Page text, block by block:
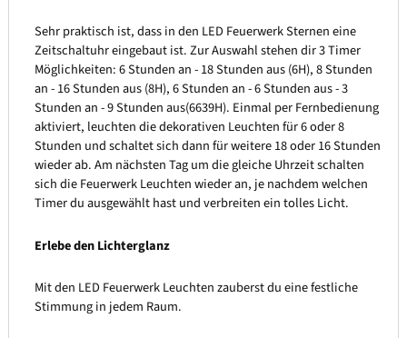
Sehr praktisch ist, dass in den LED Feuerwerk Sternen eine
Zeitschaltuhr eingebaut ist. Zur Auswahl stehen dir 3 Timer
Möglichkeiten: 6 Stunden an - 18 Stunden aus (6H), 8 Stunden
an - 16 Stunden aus (8H), 6 Stunden an - 6 Stunden aus - 3
Stunden an - 9 Stunden aus(6639H). Einmal per Fernbedienung
aktiviert, leuchten die dekorativen Leuchten für 6 oder 8
Stunden und schaltet sich dann für weitere 18 oder 16 Stunden
wieder ab. Am nächsten Tag um die gleiche Uhrzeit schalten
sich die Feuerwerk Leuchten wieder an, je nachdem welchen
Timer du ausgewählt hast und verbreiten ein tolles Licht.
Erlebe den Lichterglanz
Mit den LED Feuerwerk Leuchten zauberst du eine festliche
Stimmung in jedem Raum.